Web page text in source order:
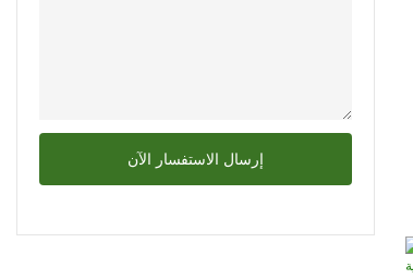
إرسال الاستفسار الآن